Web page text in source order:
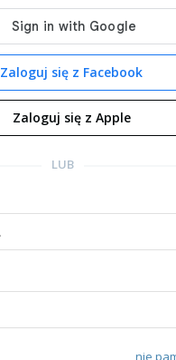
Zaloguj się z Facebook
Zaloguj się z Apple
LUB
nie